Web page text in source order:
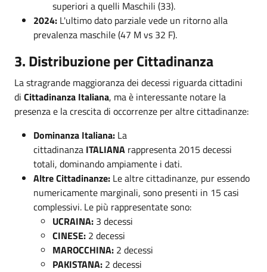
superiori a quelli Maschili (33).
2024: L'ultimo dato parziale vede un ritorno alla
prevalenza maschile (47 M vs 32 F).
3. Distribuzione per Cittadinanza
La stragrande maggioranza dei decessi riguarda cittadini
di Cittadinanza Italiana, ma è interessante notare la
presenza e la crescita di occorrenze per altre cittadinanze:
Dominanza Italiana: La
cittadinanza ITALIANA rappresenta 2015 decessi
totali, dominando ampiamente i dati.
Altre Cittadinanze: Le altre cittadinanze, pur essendo
numericamente marginali, sono presenti in 15 casi
complessivi. Le più rappresentate sono:
UCRAINA: 3 decessi
CINESE: 2 decessi
MAROCCHINA: 2 decessi
PAKISTANA: 2 decessi